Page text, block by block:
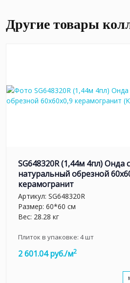
Другие товары
SG648320R (1,44м 4пл) Онда
натуральный обрезной
керамогранит
Артикул: SG648320R
Размер: 60*60 см
Вес: 28.28 кг
Плиток в упаковке: 4шт
2 601.04 руб./м2